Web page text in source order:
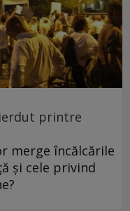
printre
merge încălcările
și cele privind